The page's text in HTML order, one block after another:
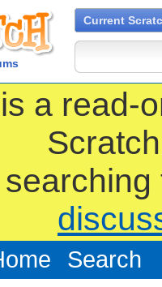
Current
a read-
Search